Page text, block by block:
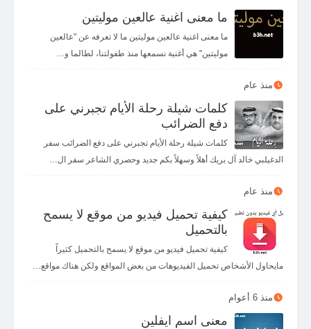
ما معنى اغنية عالعين موليتين
ما معنى اغنية عالعين موليتين ما لا تعرفه عن "عالعين
موليتين" هي أغنية نسمعها منذ طفولتنا، لطالما و…
منذ عام
كلمات شيلة رحلة الأيام تجبرني على
دفع الضرائب
كلمات شيلة رحلة الأيام تجبرني على دفع الضرائب سفر
الدغيلبي خالد آل بريك أهلاً وسهلاً بكم جديد وحصري الشاعر سفر ال…
منذ عام
كيفية تحميل فيديو من موقع لا يسمح
بالتحميل
كيفية تحميل فيديو من موقع لا يسمح بالتحميل كثيراً
مايحاول الأشخاص تحميل الفيديوهات من بعض المواقع ولكن هناك مواقع…
منذ 6 أعوام
معنى اسم ايفلين